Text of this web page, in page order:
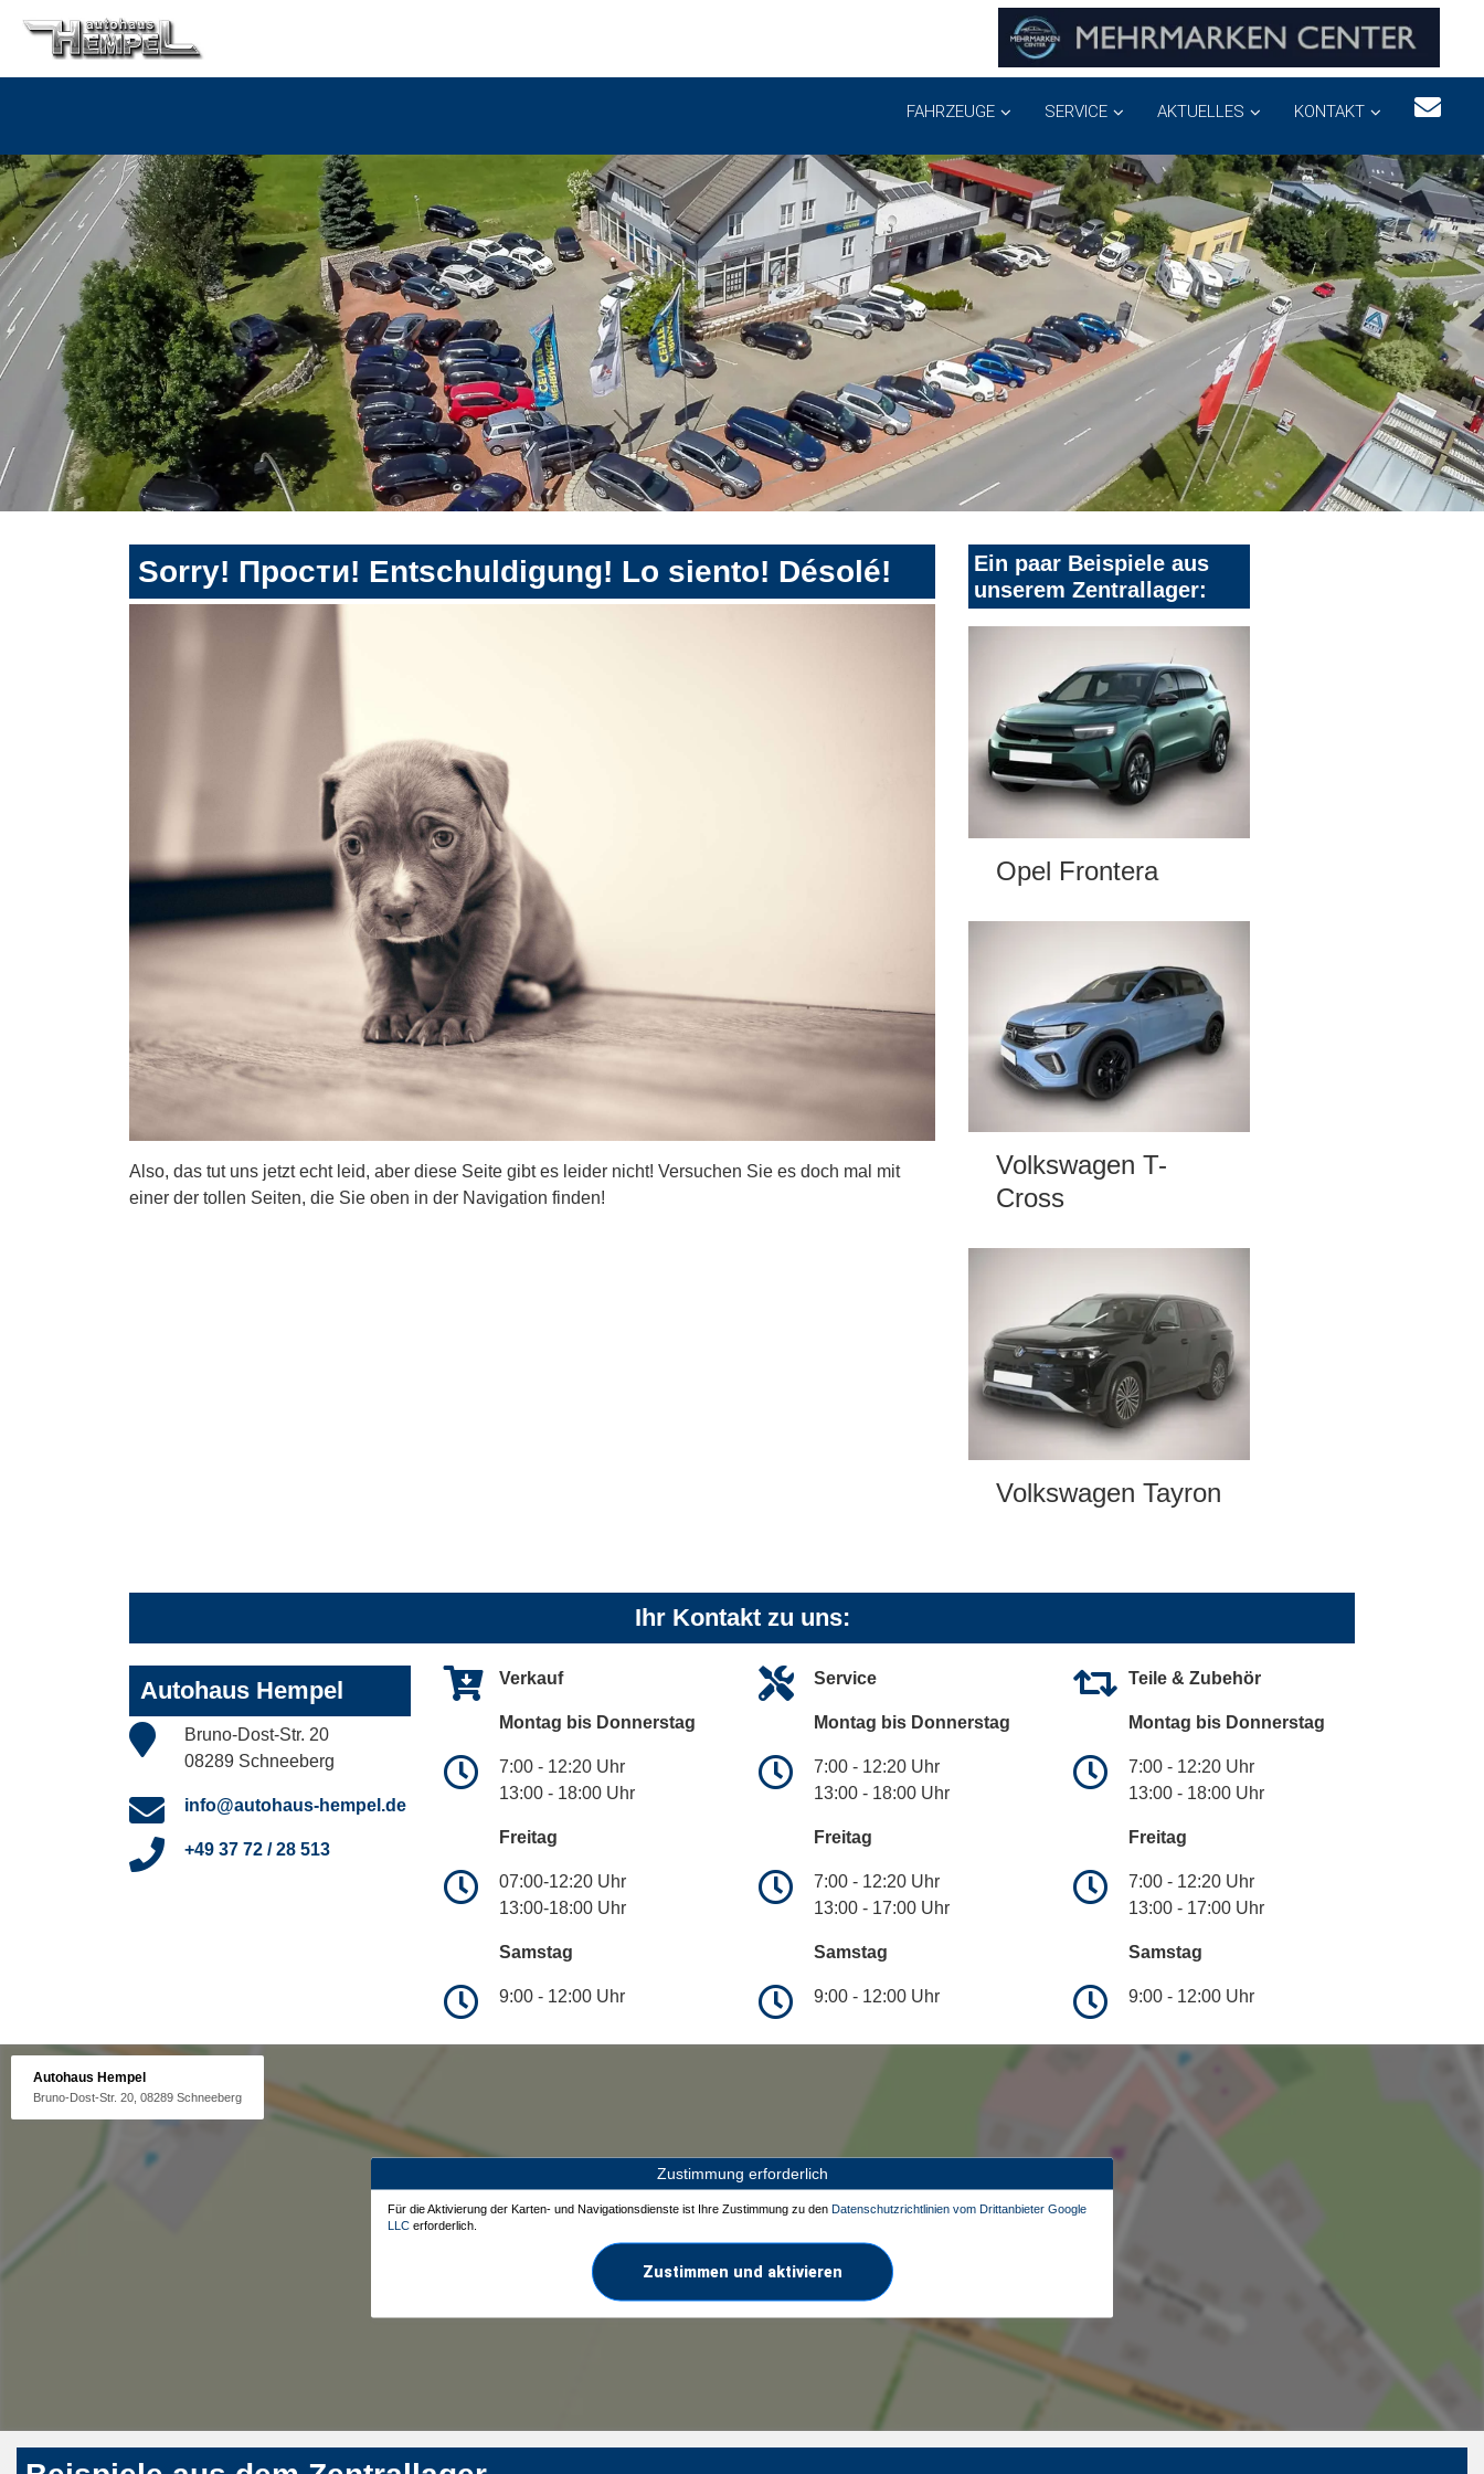
FAHRZEUGE SERVICE AKTUELLES KONTAKT
Sorry! Прости! Entschuldigung! Lo siento! Désolé!
Also, das tut uns jetzt echt leid, aber diese Seite gibt es leider nicht! Versuchen Sie es doch mal mit
einer der tollen Seiten, die Sie oben in der Navigation finden!
Ein paar Beispiele aus
unserem Zentrallager:
Opel Frontera
Volkswagen T-
Cross
Volkswagen Tayron
Ihr Kontakt zu uns:
Autohaus Hempel
Bruno-Dost-Str. 20
08289 Schneeberg
info@autohaus-hempel.de
+49 37 72 / 28 513
Verkauf
Montag bis Donnerstag
7:00 - 12:20 Uhr
13:00 - 18:00 Uhr
Freitag
07:00-12:20 Uhr
13:00-18:00 Uhr
Samstag
9:00 - 12:00 Uhr
Service
Montag bis Donnerstag
7:00 - 12:20 Uhr
13:00 - 18:00 Uhr
Freitag
7:00 - 12:20 Uhr
13:00 - 17:00 Uhr
Samstag
9:00 - 12:00 Uhr
Teile & Zubehör
Montag bis Donnerstag
7:00 - 12:20 Uhr
13:00 - 18:00 Uhr
Freitag
7:00 - 12:20 Uhr
13:00 - 17:00 Uhr
Samstag
9:00 - 12:00 Uhr
Autohaus Hempel
Bruno-Dost-Str. 20, 08289 Schneeberg
Zustimmung erforderlich
Für die Aktivierung der Karten- und Navigationsdienste ist Ihre Zustimmung zu den Datenschutzrichtlinien vom Drittanbieter Google
LLC erforderlich.
Zustimmen und aktivieren